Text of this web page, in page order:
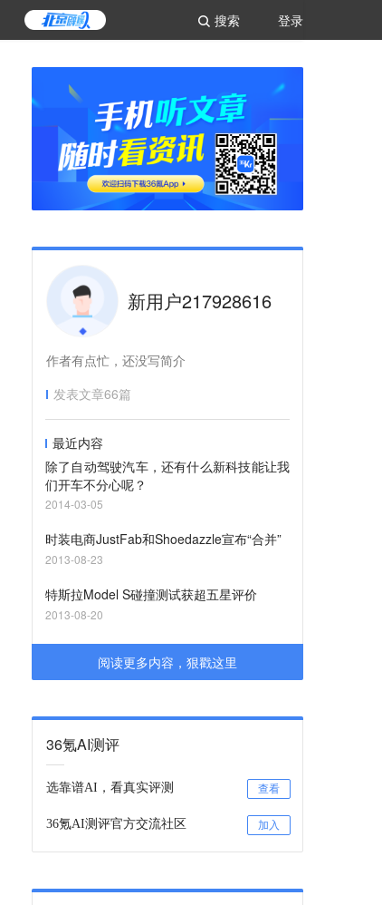
登录
搜索
新用户217928616
作者有点忙，还没写简介
发表文章66篇
最近内容
除了自动驾驶汽车，还有什么新科技能让我
们开车不分心呢？
2014-03-05
时装电商JustFab和Shoedazzle宣布“合并”
2013-08-23
特斯拉Model S碰撞测试获超五星评价
2013-08-20
阅读更多内容，狠戳这里
36氪AI测评
选靠谱AI，看真实评测 查看
36氪AI测评官方交流社区 加入